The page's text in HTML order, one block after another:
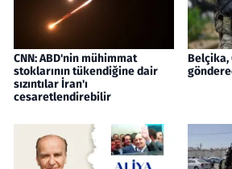
CNN: ABD'nin mühimmat
stoklarının tükendiğine dair
sızıntılar İran'ı
cesaretlendirebilir
Belçika,